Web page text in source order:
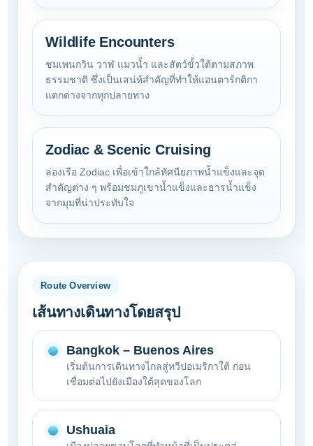
Wildlife Encounters
ชมเพนกวิน วาฬ แมวน้ำ และสัตว์ขั้วใต้ตามสภาพ
ธรรมชาติ ซึ่งเป็นเสน่ห์สำคัญที่ทำให้แอนตาร์กติกา
แตกต่างจากทุกปลายทาง
Zodiac & Scenic Cruising
ล่องเรือ Zodiac เพื่อเข้าใกล้ทัศนียภาพน้ำแข็งและจุด
สำคัญต่าง ๆ พร้อมชมภูเขาน้ำแข็งและธารน้ำแข็ง
จากมุมที่น่าประทับใจ
Route Overview
เส้นทางเดินทางโดยสรุป
Bangkok – Buenos Aires
เริ่มต้นการเดินทางไกลสู่ทวีปอเมริกาใต้ ก่อน
เชื่อมต่อไปยังเมืองใต้สุดของโลก
Ushuaia